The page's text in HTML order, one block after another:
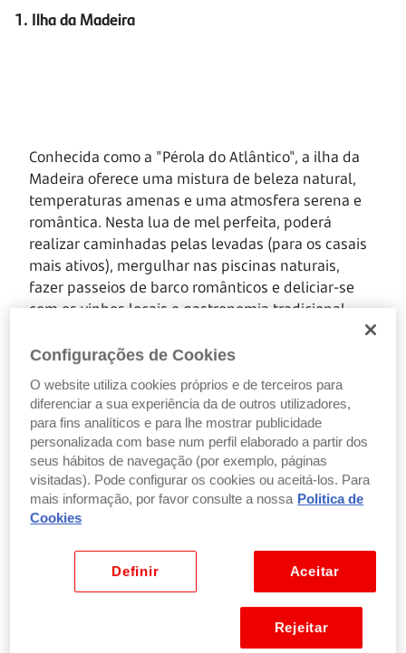
1. Ilha da Madeira
Conhecida como a "Pérola do Atlântico", a ilha da
Madeira oferece uma mistura de beleza natural,
temperaturas amenas e uma atmosfera serena e
romântica. Nesta lua de mel perfeita, poderá
realizar caminhadas pelas levadas (para os casais
mais ativos), mergulhar nas piscinas naturais,
fazer passeios de barco românticos e deliciar-se
com os vinhos locais e gastronomia tradicional.
2. Vale do Douro
Classificado como Património da Humanidade pela
perfeito para uma lua de mel. Esta zona tem uma
paisagem bastante característica, com as vinhas
em terraços, vilas e aldeias charmosas, ideais para
passeios a dois. Pode fazer um cruzeiro pelo rio
Douro, pernoitar num hotel de inspiração vínica,
Configurações de Cookies
O website utiliza cookies próprios e de terceiros para
diferenciar a sua experiência da de outros utilizadores,
para fins analíticos e para lhe mostrar publicidade
personalizada com base num perfil elaborado a partir dos
seus hábitos de navegação (por exemplo, páginas
visitadas). Pode configurar os cookies ou aceitá-los. Para
mais informação, por favor consulte a nossa Politica de
Cookies
Aceitar
Definir
Rejeitar